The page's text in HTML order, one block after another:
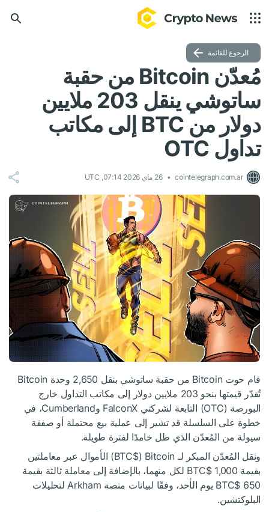
الرجوع للقائمة
مُعدّن Bitcoin من حقبة
ساتوشي ينقل 203 ملايين
دولار من BTC إلى مكاتب
تداول OTC
cointelegraph.com.ar 26 ماي 2026 07:14, UTC
قام حوت Bitcoin من حقبة ساتوشي بنقل 2,650 وحدة Bitcoin
تُقدّر قيمتها بنحو 203 ملايين دولار إلى مكاتب التداول خارج
البورصة (OTC) التابعة لشركتي FalconX وCumberland، في
خطوة على السلسلة قد تشير إلى عملية بيع محتملة أو صفقة
سيولة من المُعدّن الذي ظل خامدًا لفترة طويلة.
ونقل المُعدّن المبكر لـ Bitcoin ‏(
$BTC
) الأموال عبر معاملتين
بقيمة 1,000
$BTC
لكل منهما، بالإضافة إلى معاملة ثالثة بقيمة
650
$BTC
يوم الأحد، وفقًا لبيانات منصة Arkham لتحليلات
البلوكتشين.